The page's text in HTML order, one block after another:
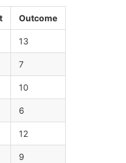
Outcome
13
7
10
6
12
9